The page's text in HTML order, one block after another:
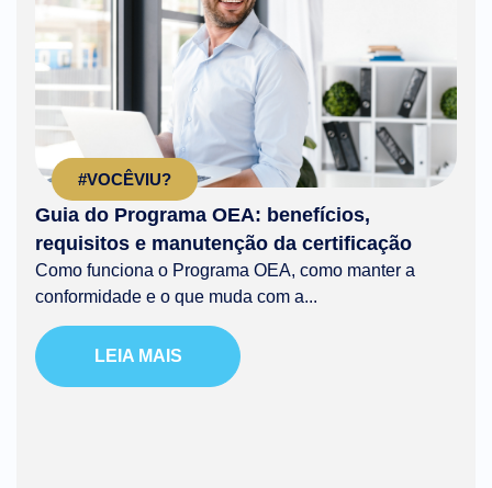
#VOCÊVIU?
Guia do Programa OEA: benefícios,
requisitos e manutenção da certificação
Como funciona o Programa OEA, como manter a
conformidade e o que muda com a...
LEIA MAIS